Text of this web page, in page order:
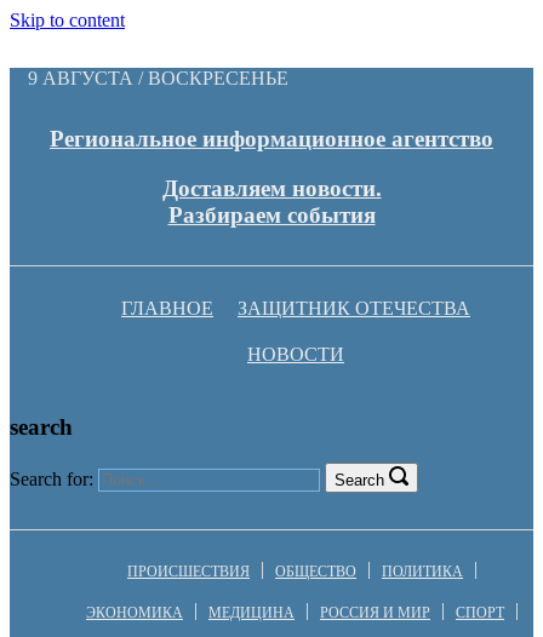
Skip to content
9 АВГУСТА / ВОСКРЕСЕНЬЕ
Региональное информационное агентство
Доставляем новости.
Разбираем события
ГЛАВНОЕ ЗАЩИТНИК ОТЕЧЕСТВА
НОВОСТИ
search
Search for: Search
ПРОИСШЕСТВИЯ ОБЩЕСТВО ПОЛИТИКА
ЭКОНОМИКА МЕДИЦИНА РОССИЯ И МИР СПОРТ